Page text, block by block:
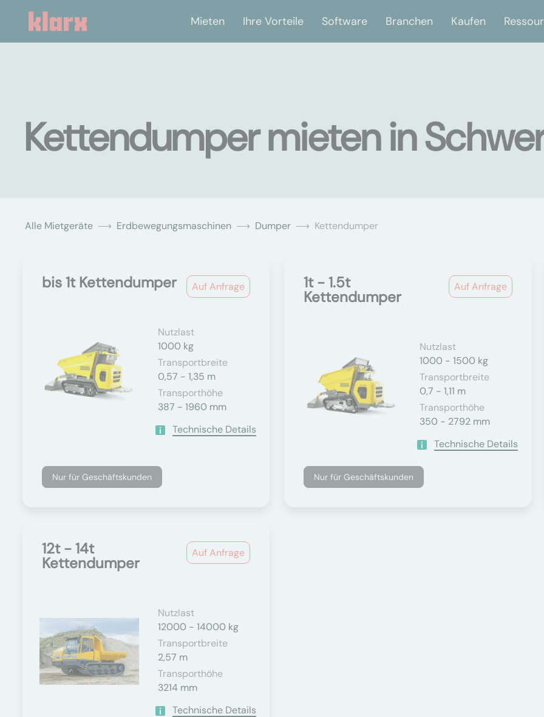
Mieten Ihre Vorteile Software Branchen Kaufen
Kettendumper mieten in
Alle Mietgeräte Erdbewegungsmaschinen Dumper Kettendumper
Auf Anfrage
bis 1t Kettendumper
Nutzlast
1000 kg
Transportbreite
0,57 - 1,35 m
Transporthöhe
387 - 1960 mm
Technische Details
Nur für Geschäftskunden
Auf Anfrage
1t - 1.5t
Kettendumper
Nutzlast
1000 - 1500 kg
Transportbreite
0,7 - 1,11 m
Transporthöhe
350 - 2792 mm
Technische Details
Nur für Geschäftskunden
Auf Anfrage
12t - 14t
Kettendumper
Nutzlast
12000 - 14000 kg
Transportbreite
2,57 m
Transporthöhe
3214 mm
Technische Details